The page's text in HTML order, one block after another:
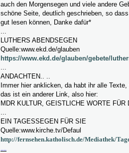
auch den Morgensegen und viele andere
schöne Seite, deutlich geschrieben, so
gut lesen können, Danke dafür*
...
LUTHERS ABENDSEGEN
Quelle:www.ekd.de/glauben
https://www.ekd.de/glauben/gebete/
...
ANDACHTEN.. ..
Immer hier anklicken, da habt ihr alle
das ist ein anderer Link, also hier:
MDR KULTUR, GEISTLICHE WORTE FÜR
...
EIN TAGESSEGEN FÜR SIE
Quelle:www.kirche.tv/Defaul
http://fernsehen.katholisch.de/Mediathek/
....